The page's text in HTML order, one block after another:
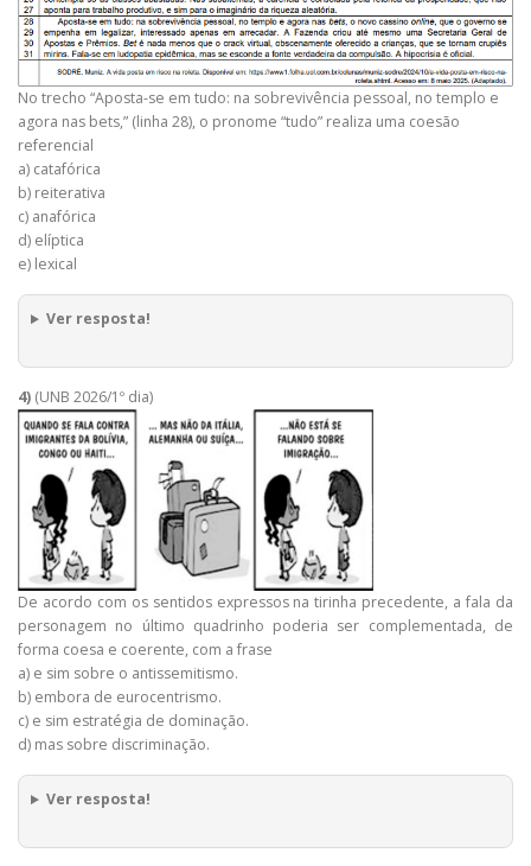
No trecho “Aposta-se em tudo: na sobrevivência pessoal, no templo e
agora nas bets,” (linha 28), o pronome “tudo” realiza uma coesão
referencial
a) catafórica
b) reiterativa
c) anafórica
d) elíptica
e) lexical
Ver resposta!
4) (UNB 2026/1º dia)
De acordo com os sentidos expressos na tirinha precedente, a fala da
personagem no último quadrinho poderia ser complementada, de
forma coesa e coerente, com a frase
a) e sim sobre o antissemitismo.
b) embora de eurocentrismo.
c) e sim estratégia de dominação.
d) mas sobre discriminação.
Ver resposta!